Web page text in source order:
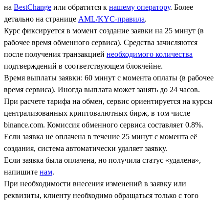
на BestChange или обратится к нашему оператору. Более
детально на странице AML/KYC-правила.
Курс фиксируется в момент создание заявки на 25 минут (в
рабочее время обменного сервиса). Средства зачисляются
после получения транзакцией необходимого количества
подтверждений в соответствующем блокчейне.
Время выплаты заявки: 60 минут с момента оплаты (в рабочее
время сервиса). Иногда выплата может занять до 24 часов.
При расчете тарифа на обмен, сервис ориентируется на курсы
централизованных криптовалютных бирж, в том числе
binance.com. Комиссия обменного сервиса составляет 0.8%.
Если заявка не оплачена в течение 25 минут с момента её
создания, система автоматически удаляет заявку.
Если заявка была оплачена, но получила статус «удалена»,
напишите нам.
При необходимости внесения изменений в заявку или
реквизиты, клиенту необходимо обращаться только с того